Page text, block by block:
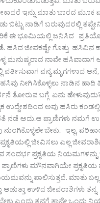
ಇನ್ನು ಮಾತು ಬಾರದ ಮೂಕ
ಬಿಟ್ಟು ನಾಡಿಗೆ ಬರುವುದರಲ್ಲಿ
ಈ ಭೂಮಿಯಲ್ಲಿ ಜನಿಸಿದ
ಜೀವಕಷ್ಟೇ ಗೊತ್ತು ಹಸಿವಿನ
ಮನುಷ್ಯರಾದ ನಾವೇ ಹಸಿವಾದಾಗ
ವನ್ಯ ಮೃಗಗಳಾದ
ನೀಗಿಸಿಕೊಳ್ಳಲು ನಾಡಿನ
ತೋರುವ ಬಗ್ಗೆ ಏನು
ಉದ್ದೇಶದಿಂದ ಅವು ಹಸಿರು
ನಡೆ ಅದು.ಆ ಪ್ರಾಣಿಗಳು ನಮಗೆ
ನುಂಗಿಕೊಳ್ಳಲೇ ಬೇಕು. ಇಲ್ಲ,
ಜೀವಿಸಲು ಎಲ್ಲ
ಸಂದರ್ಭ ಪ್ರಕೃತಿಯ ನಿಯಮಗಳನ್ನು
ಮೌನವಾಗಿಯೇ ಪ್ರಕೃತಿಯ
ಪಾಲಿಸುತ್ತವೆ. ಮಾತು
ಆಡುತ್ತಾ ಉಳಿದ ಜೀವರಾಶಿಗಳು ತನ್ನ